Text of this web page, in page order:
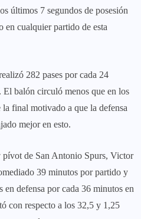
últimos 7 segundos de posesión
en cualquier partido de esta
282 pases por cada 24
El balón circuló menos que en los
final motivado a que la defensa
mejor en esto.
pívot de San Antonio Spurs, Victor
39 minutos por partido y
en defensa por cada 36 minutos en
con respecto a los 32,5 y 1,25